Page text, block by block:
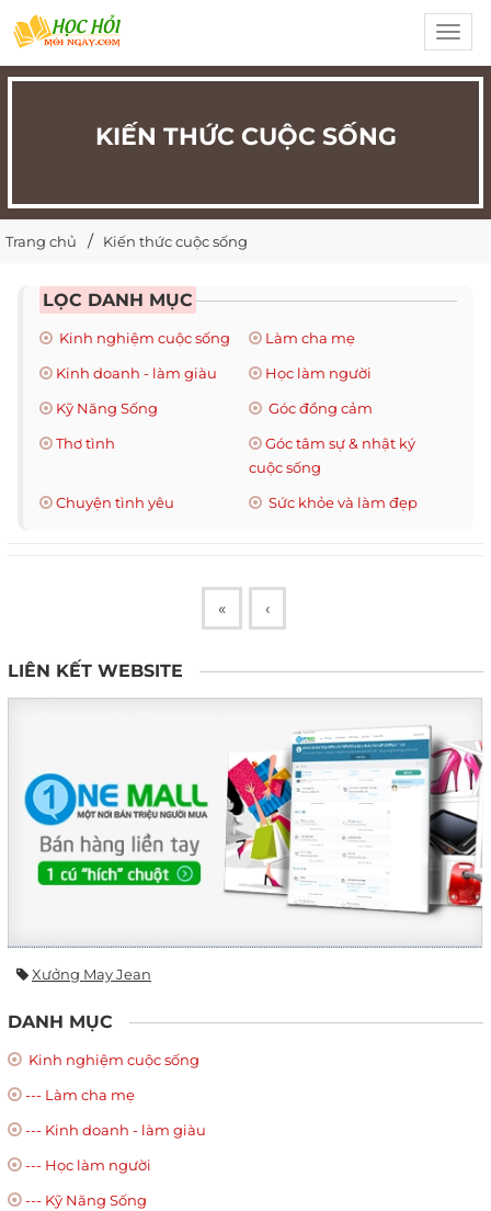
KIẾN THỨC CUỘC SỐNG
Trang chủ Kiến thức cuộc sống
LỌC DANH MỤC
Kinh nghiệm cuộc sống
Làm cha mẹ
Kinh doanh - làm giàu
Học làm người
Kỹ Năng Sống
Góc đồng cảm
Thơ tình
Góc tâm sự & nhật ký
cuộc sống
Chuyện tình yêu
Sức khỏe và làm đẹp
« ‹
LIÊN KẾT WEBSITE
Xưởng May Jean
DANH MỤC
Kinh nghiệm cuộc sống
--- Làm cha mẹ
--- Kinh doanh - làm giàu
--- Học làm người
--- Kỹ Năng Sống